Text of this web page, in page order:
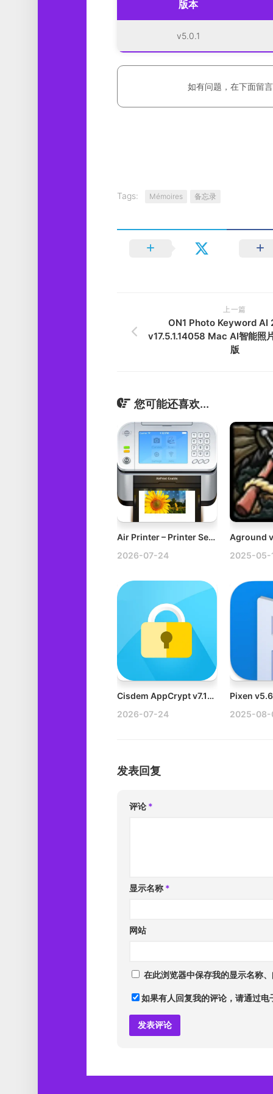
版本
v5.0.1
如有问题，在下面留
Tags: Mémoires 备忘录
上一篇
ON1 Photo Keyword AI
v17.5.1.14058 Mac AI智能照
版
您可能还喜欢...
Air Printer – Printer Server v6.7.9 Mac虚拟共享打印机
2026-07-24
2025-05-
Cisdem AppCrypt v7.11.0 Mac应用加密软件破解版
2026-07-24
2025-08-
发表回复
评论 *
显示名称 *
网站
在此浏览器中保存我的显示名称
如果有人回复我的评论，请通过电